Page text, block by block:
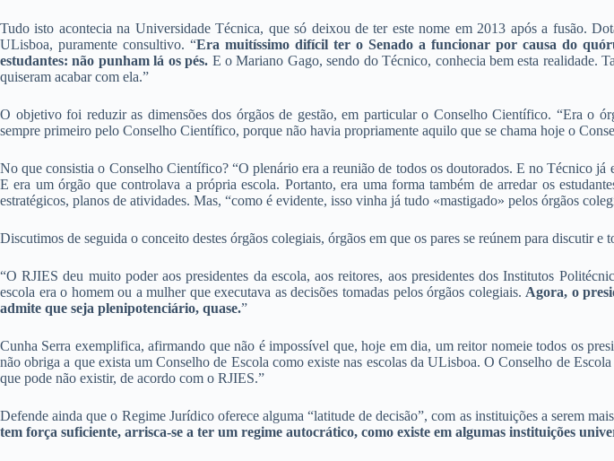
Tudo isto acontecia na Universidade Técnica, que só deixou de ter este nome em 2013 após a fusão.
ULisboa, puramente consultivo. “Era muitíssimo difícil ter o Senado a funcionar por causa do
estudantes: não punham lá os pés. E o Mariano Gago, sendo do Técnico, conhecia bem esta realidade.
quiseram acabar com ela.”
O objetivo foi reduzir as dimensões dos órgãos de gestão, em particular o Conselho Científico. “Era o
sempre primeiro pelo Conselho Científico, porque não havia propriamente aquilo que se chama hoje o
No que consistia o Conselho Científico? “O plenário era a reunião de todos os doutorados. E no Técnico
E era um órgão que controlava a própria escola. Portanto, era uma forma também de arredar os
estratégicos, planos de atividades. Mas, “como é evidente, isso vinha já tudo «mastigado» pelos órgãos
Discutimos de seguida o conceito destes órgãos colegiais, órgãos em que os pares se reúnem para discutir e
“O RJIES deu muito poder aos presidentes da escola, aos reitores, aos presidentes dos Institutos
escola era o homem ou a mulher que executava as decisões tomadas pelos órgãos colegiais. Agora, o
admite que seja plenipotenciário, quase.”
Cunha Serra exemplifica, afirmando que não é impossível que, hoje em dia, um reitor nomeie todos os
não obriga a que exista um Conselho de Escola como existe nas escolas da ULisboa. O Conselho de
que pode não existir, de acordo com o RJIES.”
Defende ainda que o Regime Jurídico oferece alguma “latitude de decisão”, com as instituições a serem
tem força suficiente, arrisca-se a ter um regime autocrático, como existe em algumas instituições